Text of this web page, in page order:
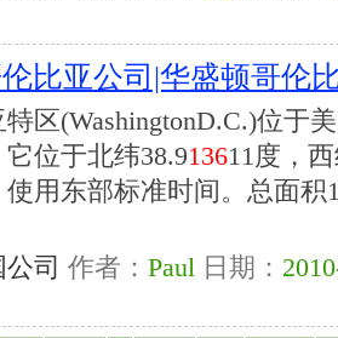
比亚公司|华盛顿哥伦
区(WashingtonD.C.)位于
位于北纬38.913611度，
用东部标准时间。总面积
司 作者： Paul 日期：